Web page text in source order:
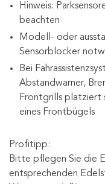
Hinweis:
beachten
Modell- oder
Sensorblocker
Bei
Abstandwarner,
Frontgrills platziert
eines Frontbügels
Profitipp:
Bitte pflegen Sie die
entsprechenden